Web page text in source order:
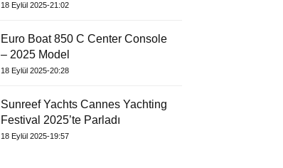
18 Eylül 2025-21:02
Euro Boat 850 C Center Console
– 2025 Model
18 Eylül 2025-20:28
Sunreef Yachts Cannes Yachting
Festival 2025’te Parladı
18 Eylül 2025-19:57